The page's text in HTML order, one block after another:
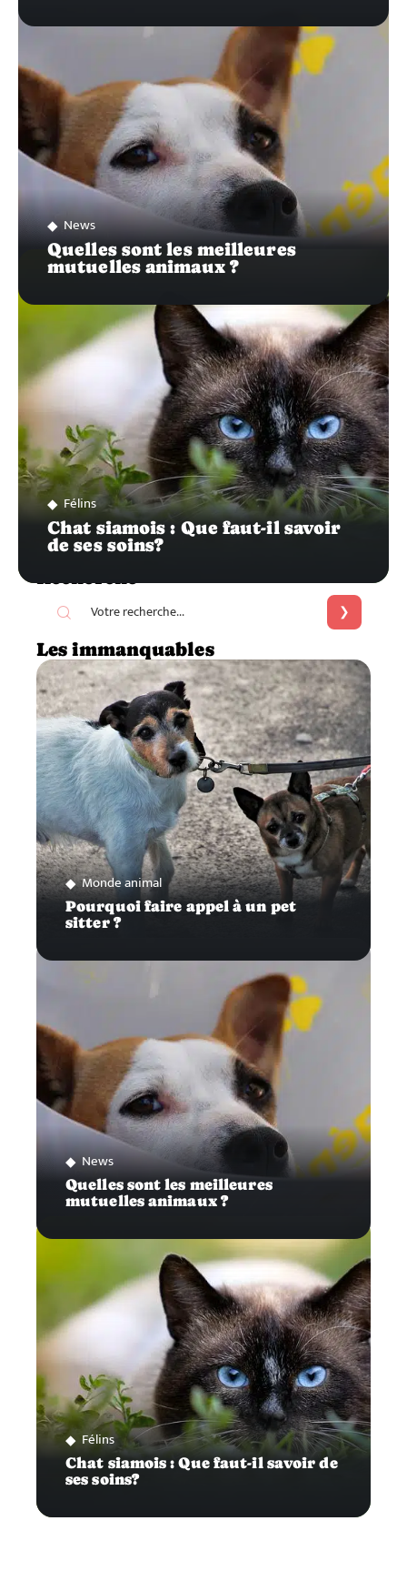
News
Quelles sont les meilleures
mutuelles animaux ?
Félins
Chat siamois : Que faut-il savoir
de ses soins?
Recherche
Les immanquables
Monde animal
Pourquoi faire appel à un pet
sitter ?
News
Quelles sont les meilleures
mutuelles animaux ?
Félins
Chat siamois : Que faut-il savoir de
ses soins?